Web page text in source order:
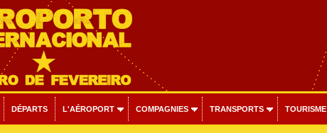
DÉPARTS L'AÉROPORT COMPAGNIES TRANSPORTS TOURISME